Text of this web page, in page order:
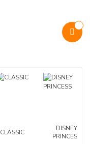
CLASSIC
DISNEY
PRINCESS